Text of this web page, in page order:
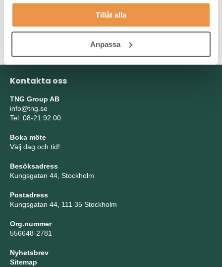
Tillåt alla
Anpassa
metodisk, lösningsorienterad, ansvarskännande och flexibel. Du
har även en förmåga till helhetssyn, analys och att tänka
Kontakta oss
TNG Group AB
info@tng.se
Tel: 08-21 92 00
Boka möte
Välj dag och tid!
Besöksadress
Kungsgatan 44, Stockholm
Postadress
Kungsgatan 44, 111 35 Stockholm
Org.nummer
556648-2781
Nyhetsbrev
Sitemap